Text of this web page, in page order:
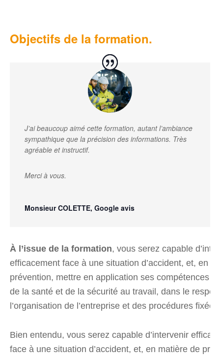
Objectifs de la formation.
J’ai beaucoup aimé cette formation, autant l’ambiance
sympathique que la précision des informations. Très
agréable et instructif.
Merci à vous.
Monsieur COLETTE, Google avis
À l’issue de la formation, vous serez capable
efficacement face à une situation d’accident, et, en
prévention, mettre en application ses compétences
de la santé et de la sécurité au travail, dans le
l’organisation de l’entreprise et des procédures
Bien entendu, vous serez capable d’intervenir
face à une situation d’accident, et, en matière de